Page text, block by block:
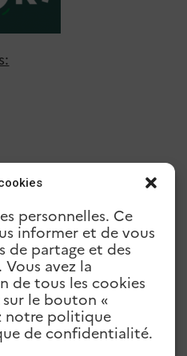
personnelles. Ce
informer et de vous
de partage et des
avez la
de tous les cookies
le bouton «
notre politique
de confidentialité.